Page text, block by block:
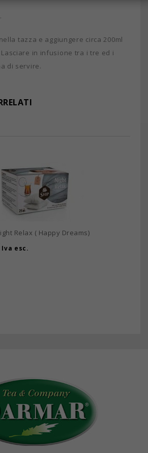
tazza e aggiungere circa 200ml
in infusione tra i tre ed i
di servire.
Relax ( Happy Dreams)
Iva esc.